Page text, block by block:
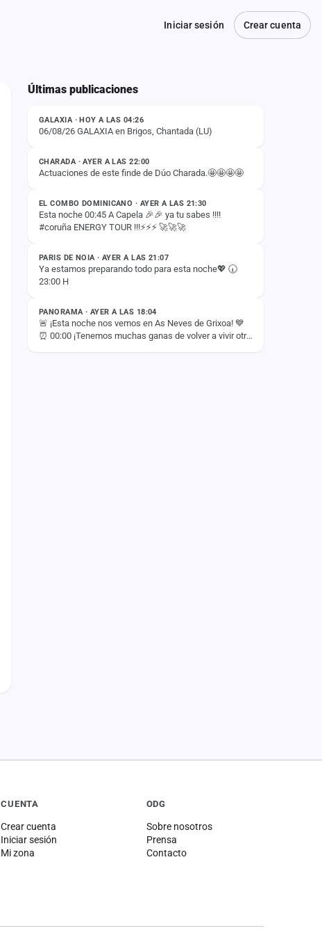
Iniciar sesión Crear cuenta
Últimas publicaciones
ESTADO
GALAXIA · HOY A LAS 04:26
06/08/26 GALAXIA en Brigos, Chantada (LU)
ESTADO
CHARADA · AYER A LAS 22:00
Actuaciones de este finde de Dúo Charada.🤩🤩🤩🤩
ESTADO
EL COMBO DOMINICANO · AYER A LAS 21:30
Esta noche 00:45 A Capela 🎉🎉 ya tu sabes !!!!
#coruña ENERGY TOUR !!!⚡️⚡️⚡️ 🚀🚀🚀
ESTADO
PARIS DE NOIA · AYER A LAS 21:07
Ya estamos preparando todo para esta noche💖 🕢
23:00 H
ESTADO
PANORAMA · AYER A LAS 18:04
🚨 ¡Esta noche nos vemos en As Neves de Grixoa! 💙
⏰ 00:00 ¡Tenemos muchas ganas de volver a vivir otra
CUENTA
Crear cuenta
Iniciar sesión
Mi zona
ODG
Sobre nosotros
Prensa
Contacto